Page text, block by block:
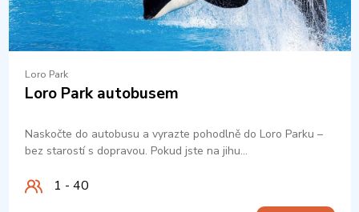
Loro Park
Loro Park autobusem
Naskočte do autobusu a vyrazte pohodlně do Loro Parku –
bez starostí s dopravou. Pokud jste na jihu…
1 - 40